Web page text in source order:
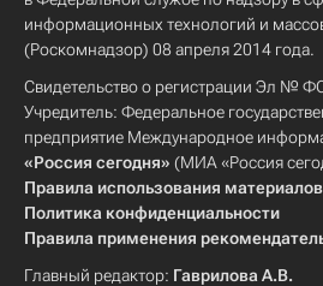
информационных технологий и
(Роскомнадзор) 08 апреля 2014 года.
Свидетельство о регистрации Эл №
Учредитель: Федеральное
предприятие Международное
«Россия сегодня» (МИА «Россия
Правила использования материалов
Политика конфиденциальности
Правила применения
Главный редактор: Гаврилова А.В.